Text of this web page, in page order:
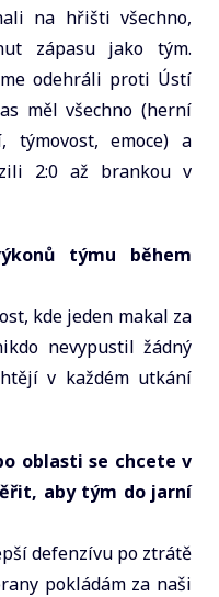
na hřišti všechno,
zápasu jako tým.
odehráli proti Ústí
měl všechno (herní
týmovost, emoce) a
2:0 až brankou v
týmu během
kde jeden makal za
nevypustil žádný
v každém utkání
oblasti se chcete v
aby tým do jarní
defenzívu po ztrátě
pokládám za naši